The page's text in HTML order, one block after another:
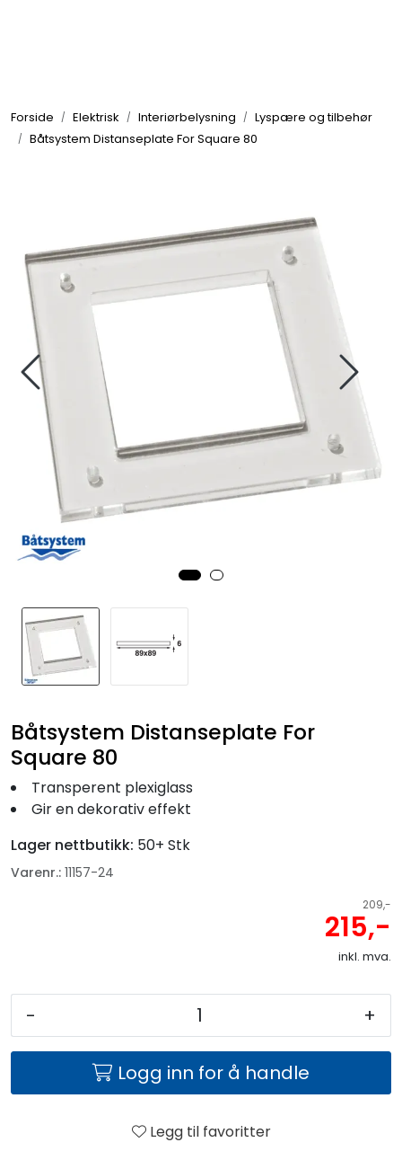
Forside Elektrisk Interiørbelysning
Lyspære og tilbehør
Båtsystem Distanseplate For Square 80
Båtsystem Distanseplate For
Square 80
Transperent plexiglass
Gir en dekorativ effekt
Lager nettbutikk: 50+ Stk
Varenr.: 11157-24
209,-
215,-
inkl. mva.
- +
Logg inn for å handle
Legg til favoritter
Elektrisk
Komfort
VVS
Motor/Styring
Fortøyning
Fritid/Sikkerhet
Båtpleie/Opplag
Nyheter